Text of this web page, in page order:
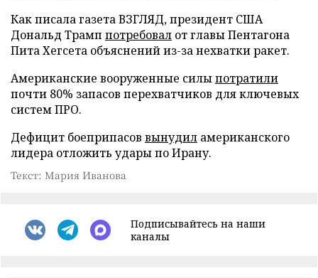
Как писала газета ВЗГЛЯД, президент США
Дональд Трамп потребовал от главы Пентагона
Пита Хегсета объяснений из-за нехватки ракет.
Американские вооруженные силыпотратили
почти 80% запасов перехватчиков для ключевых
систем ПРО.
Дефицит боеприпасов вынудил американского
лидера отложить удары по Ирану.
Текст: Мария Иванова
Подписывайтесь на наши
каналы